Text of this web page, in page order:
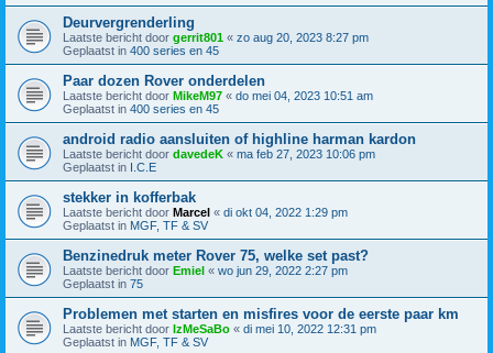
Deurvergrenderling
Laatste bericht door gerrit801 « zo aug 20, 2023 8:27 pm
Geplaatst in 400 series en 45
Paar dozen Rover onderdelen
Laatste bericht door MikeM97 « do mei 04, 2023 10:51 am
Geplaatst in 400 series en 45
android radio aansluiten of highline harman kardon
Laatste bericht door davedeK « ma feb 27, 2023 10:06 pm
Geplaatst in I.C.E
stekker in kofferbak
Laatste bericht door Marcel « di okt 04, 2022 1:29 pm
Geplaatst in MGF, TF & SV
Benzinedruk meter Rover 75, welke set past?
Laatste bericht door Emiel « wo jun 29, 2022 2:27 pm
Geplaatst in 75
Problemen met starten en misfires voor de eerste paar km
Laatste bericht door IzMeSaBo « di mei 10, 2022 12:31 pm
Geplaatst in MGF, TF & SV